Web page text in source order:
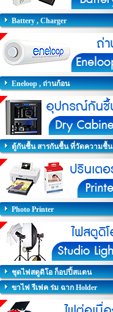
Battery , Charger
Eneloop , ถ่านก้อน
ตู้กันชื้น สารกันชื้น ที่วัดความชื้น
Photo Printer
ชุดไฟสตูดิโอ ก็อปปี้สแตน
ขาไฟ รีเฟค ร่ม ฉาก Holder